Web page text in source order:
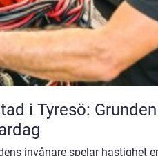
i Tyresö:
invånare spelar hastighet